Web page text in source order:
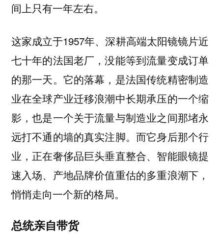
间上只有一年左右。
这家成立于1957年、深耕高端太阳镜镜片近
七十年的法国老厂，没能等到流量变成订单
的那一天。它的落幕，是法国传统精密制造
业在全球产业迁移浪潮中长期承压的一个缩
影，也是一个关于流量与制造业之间那堵永
远打不通的墙的真实注脚。而它身后那个行
业，正在奢侈品巨头垂直整合、智能眼镜提
速入场、产地品牌价值重估的多重浪潮下，
悄悄走向一个新的格局。
总统亲自带货